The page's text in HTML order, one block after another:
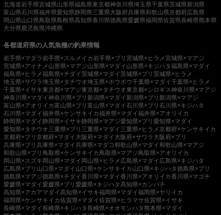
北海道岩手県宮城県山形県福島県東京都神奈川県埼玉県千葉県茨城県新潟県
富山県石川県福井県愛知県静岡県三重県大阪府兵庫県和歌山県京都府広島県
岡山県山口県鳥取県島根県高知県香川県徳島県愛媛県福岡県佐賀県長崎県熊本県
大分県 鹿児島県沖縄県
各都道府県の人気魚種の釣果情報
岩手県×マダラ 岩手県×スルメイカ 岩手県×ブリ 宮城県×ヒラメ宮城県×マアジ
宮城県×アイナメ 山形県×マアジ山形県×マダイ 山形県×キジハタ福島県×マダイ
福島県×ヒラメ福島県×チダイ茨城県×マダイ茨城県×ブリ 茨城県×ヒラメ
埼玉県×サワラ埼玉県×タチウオ埼玉県×ホウボウ千葉県×マダイ千葉県×ヒラメ
千葉県×イサキ東京都×マアジ東京都×タチウオ東京都×シロギス神奈川県×マアジ
神奈川県×マダイ神奈川県×ブリ 新潟県×マダイ 新潟県×ブリ 新潟県×マアジ
富山県×アオリイカ富山県×ブリ 富山県×マダイ石川県×ブリ 石川県×キジハタ
石川県×マダイ福井県×ケンサキイカ福井県×マダイ福井県×アオリイカ
静岡県×マダイ静岡県×イサキ静岡県×マアジ愛知県×ブリ 愛知県×マダイ
愛知県×タチウオ三重県×ブリ 三重県×マダイ 三重県×ヒラメ京都府×ケンサキイカ
京都府×ブリ 京都府×マダイ 大阪府×マダイ 大阪府×サワラ 大阪府×ブリ
兵庫県×ブリ 兵庫県×マダイ兵庫県×マダコ和歌山県×マダイ和歌山県×マアジ
和歌山県×ブリ 鳥取県×ケンサキイカ 鳥取県×マアジ鳥取県×アオリイカ
岡山県×スズキ岡山県×マダイ 岡山県×ヒラメ 広島県×マダイ 広島県×キジハタ
広島県×ブリ 山口県×マダイ 山口県×ケンサキイカ 山口県×キジハタ徳島県×ブリ
徳島県×マアジ徳島県×チダイ香川県×マダイ香川県×アオリイカ香川県×マゴチ
愛媛県×マダイ愛媛県×ブリ 愛媛県×キジハタ高知県×カンパチ
高知県×アカアマダイ高知県×イサキ福岡県×マダイ福岡県×ヤリイカ
福岡県×ケンサキイカ佐賀県×マダイ佐賀県×ヒラマサ佐賀県×イサキ
長崎県×マダイ長崎県×キジハタ長崎県×オオモンハタ 熊本県×マダイ